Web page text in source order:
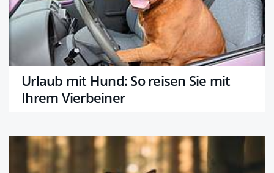
Urlaub mit Hund: So reisen Sie mit
Ihrem Vierbeiner